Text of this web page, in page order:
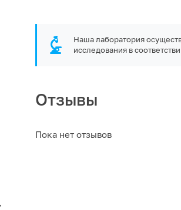
Наша лаборатория
исследования в
Отзывы
Пока нет отзывов